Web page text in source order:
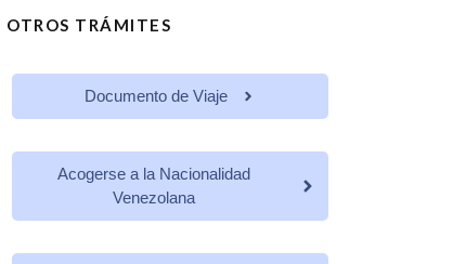
OTROS TRÁMITES
Documento de Viaje
Acogerse a la Nacionalidad
Venezolana